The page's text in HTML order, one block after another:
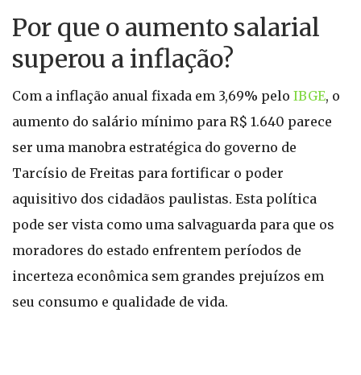
Por que o aumento salarial
superou a inflação?
Com a inflação anual fixada em 3,69% pelo IBGE, o
aumento do salário mínimo para R$ 1.640 parece
ser uma manobra estratégica do governo de
Tarcísio de Freitas para fortificar o poder
aquisitivo dos cidadãos paulistas. Esta política
pode ser vista como uma salvaguarda para que os
moradores do estado enfrentem períodos de
incerteza econômica sem grandes prejuízos em
seu consumo e qualidade de vida.